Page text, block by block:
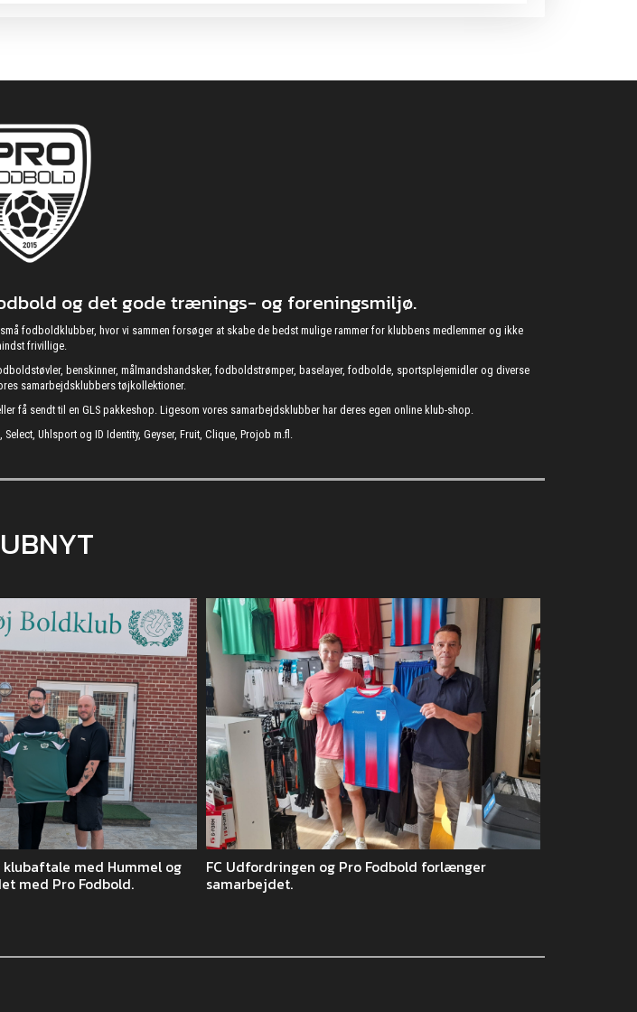
og det gode trænings- og foreningsmiljø.
fodboldklubber, hvor vi sammen forsøger at skabe de bedst mulige rammer for klubbens medlemmer og ikke
frivillige.
benskinner, målmandshandsker, fodboldstrømper, baselayer, fodbolde, sportsplejemidler og diverse
samarbejdsklubbers tøjkollektioner.
få sendt til en GLS pakkeshop. Ligesom vores samarbejdsklubber har deres egen online klub-shop.
Uhlsport og ID Identity, Geyser, Fruit, Clique, Projob m.fl.
klubaftale med Hummel og
med Pro Fodbold.
FC Udfordringen og Pro Fodbold forlænger
samarbejdet.